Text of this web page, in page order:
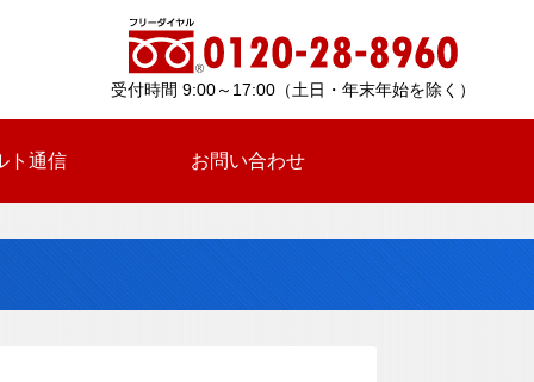
受付時間 9:00～17:00（土日・年末年始を除く）
ト通信 お問い合わせ